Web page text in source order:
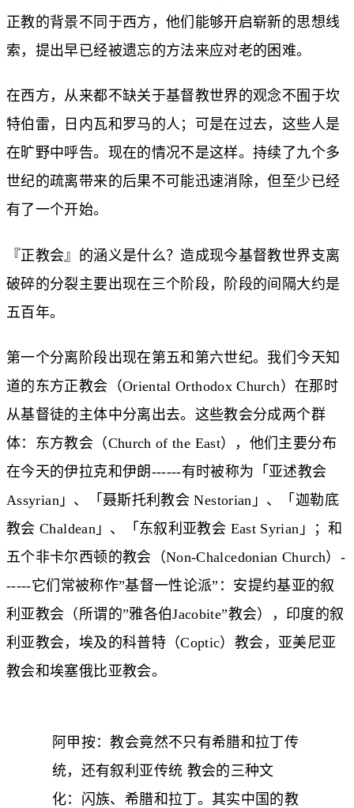
正教的背景不同于西方，他们能够开启崭新的思想线
索，提出早已经被遗忘的方法来应对老的困难。
在西方，从来都不缺关于基督教世界的观念不囿于坎
特伯雷，日内瓦和罗马的人；可是在过去，这些人是
在旷野中呼告。现在的情况不是这样。持续了九个多
世纪的疏离带来的后果不可能迅速消除，但至少已经
有了一个开始。
『正教会』的涵义是什么？造成现今基督教世界支离
破碎的分裂主要出现在三个阶段，阶段的间隔大约是
五百年。
第一个分离阶段出现在第五和第六世纪。我们今天知
道的东方正教会（Oriental Orthodox Church）在那时
从基督徒的主体中分离出去。这些教会分成两个群
体：东方教会（Church of the East），他们主要分布
在今天的伊拉克和伊朗------有时被称为「亚述教会
Assyrian」、「聂斯托利教会 Nestorian」、「迦勒底
教会 Chaldean」、「东叙利亚教会 East Syrian」；和
五个非卡尔西顿的教会（Non-Chalcedonian Church）-
-----它们常被称作”基督一性论派”：安提约基亚的叙
利亚教会（所谓的”雅各伯Jacobite”教会），印度的叙
利亚教会，埃及的科普特（Coptic）教会，亚美尼亚
教会和埃塞俄比亚教会。
阿甲按：教会竟然不只有希腊和拉丁传
统，还有叙利亚传统 教会的三种文
化：闪族、希腊和拉丁。其实中国的教